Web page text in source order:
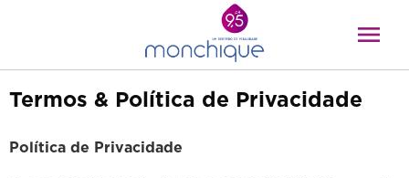
Termos & Política de Privacidade
Política de Privacidade